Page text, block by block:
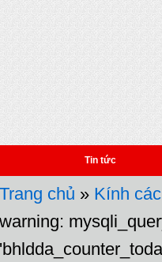
Tin tức
Trang chủ » Kính
warning: